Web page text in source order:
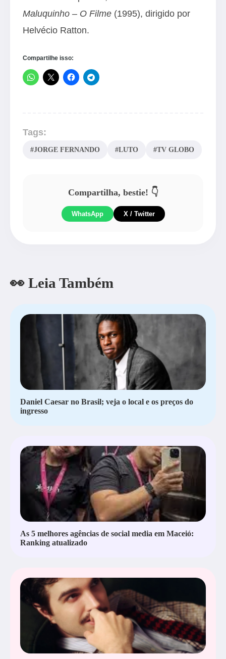
Maluquinho – O Filme (1995), dirigido por
Helvécio Ratton.
Compartilhe isso:
Tags:
#JORGE FERNANDO #LUTO #TV GLOBO
Compartilha, bestie! 👇
WhatsApp X / Twitter
👀 Leia Também
Daniel Caesar no Brasil; veja o local e os preços do
ingresso
As 5 melhores agências de social media em Maceió:
Ranking atualizado